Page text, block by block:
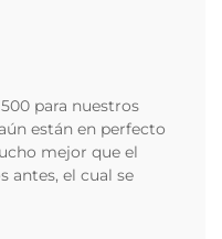
para nuestros
están en perfecto
mejor que el
antes, el cual se